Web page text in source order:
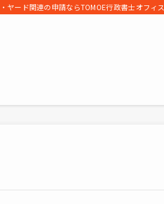
ヤード関連の申請ならTOMOE行政書士オフィス